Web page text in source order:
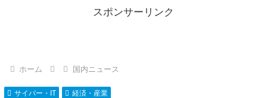
スポンサーリンク
ホーム 国内ニュース
サイバー・IT 経済・産業